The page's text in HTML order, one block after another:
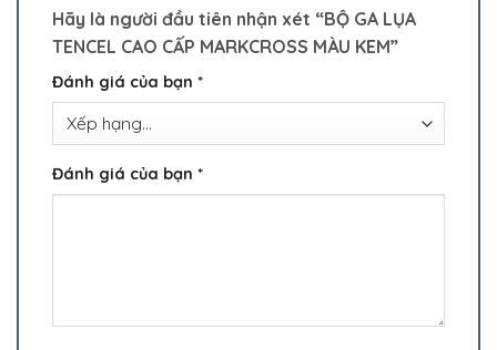
Hãy là người đầu tiên nhận xét “BỘ GA LỤA
TENCEL CAO CẤP MARKCROSS MÀU KEM”
Đánh giá của bạn *
Đánh giá của bạn *